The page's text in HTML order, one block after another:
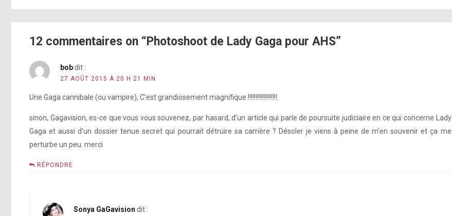
12 commentaires on “Photoshoot de Lady Gaga pour AHS”
bobdit :
27 AOÛT 2015 À 20 H 21 MIN
Une Gaga cannibale (ou vampire), C’est grandiosement magnifique !!!!!!!!!!!!!!!!!!!
sinon, Gagavision, es-ce que vous vous souvenez, par hasard, d’un article qui parle de poursuite judiciaire en ce qui concerne Lady
Gaga et aussi d’un dossier tenue secret qui pourrait détruire sa carrière ? Désoler je viens à peine de m’en souvenir et ça me
perturbe un peu. merci
RÉPONDRE
Sonya GaGavision dit :